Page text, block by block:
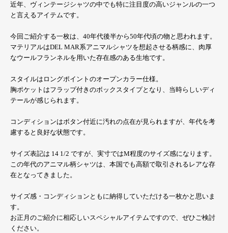
近年、ヴィンテージシャツの中でも特に注目度の高いジャンルの一つ
と言えるアイテムです。
今回ご紹介する一枚は、40年代後半から50年代頃の物と思われます。
マテリアルはDEL MAR系アニマルシャツを想起させる柄感に、肉厚
なウールフランネルを用いた存在感のある生地です。
スタイルはロングポイントのオープンカラー仕様。
胸ポケットはフラップ付きのボックスタイプとなり、当時らしいディ
テールが感じられます。
コンディションはボタン付近に汚れの点在が見られますが、年代を考
慮すると良好な状態です。
サイズ表記は 14 1/2 ですが、実寸ではM程度のサイズ感になります。
この年代のアニマル柄シャツは、本国でも高額で取引されるレアな存
在となってきました。
サイズ感・コンディションともに納得していただける一枚かと思いま
す。
お正月のご紹介に相応しいスペシャルアイテムですので、ぜひご検討
ください。